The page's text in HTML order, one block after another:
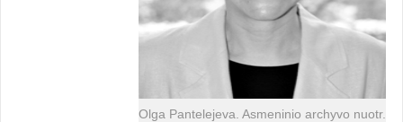
Olga Pantelejeva. Asmeninio archyvo nuotr.